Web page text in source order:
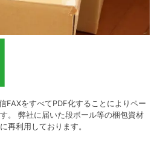
FAXをすべてPDF化することによりペー
。 弊社に届いた段ボール等の梱包資材
再利用しております。